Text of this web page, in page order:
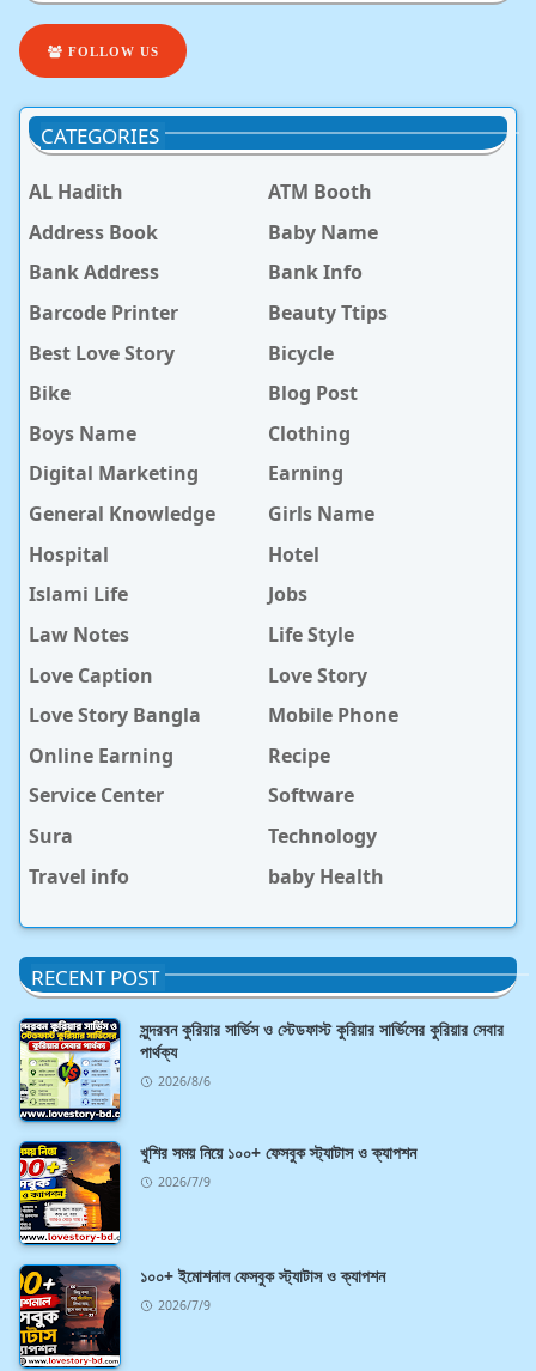
FOLLOW US
CATEGORIES
AL Hadith
ATM Booth
Address Book
Baby Name
Bank Address
Bank Info
Barcode Printer
Beauty Ttips
Best Love Story
Bicycle
Bike
Blog Post
Boys Name
Clothing
Digital Marketing
Earning
General Knowledge
Girls Name
Hospital
Hotel
Islami Life
Jobs
Law Notes
Life Style
Love Caption
Love Story
Love Story Bangla
Mobile Phone
Online Earning
Recipe
Service Center
Software
Sura
Technology
Travel info
baby Health
RECENT POST
সুন্দরবন কুরিয়ার সার্ভিস ও স্টেডফাস্ট কুরিয়ার সার্ভিসের কুরিয়ার সেবার
পার্থক্য
2026/8/6
খুশির সময় নিয়ে ১০০+ ফেসবুক স্ট্যাটাস ও ক্যাপশন
2026/7/9
১০০+ ইমোশনাল ফেসবুক স্ট্যাটাস ও ক্যাপশন
2026/7/9